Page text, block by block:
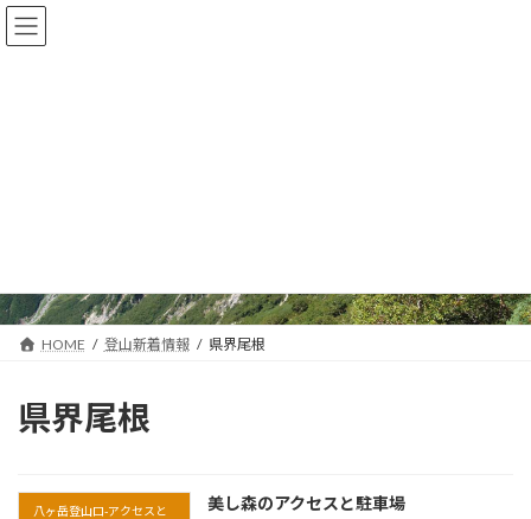
コ
ン
ナ
ビ
HOME 登山新着情報 県界尾根
県界尾根
八ヶ岳登山口-アクセスと
美し森のアクセスと駐車場